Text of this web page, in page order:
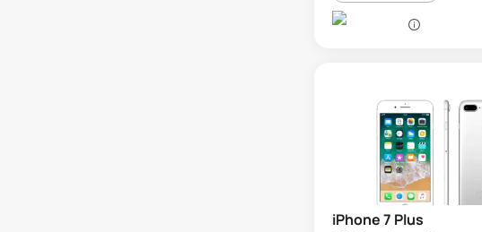
iPhone 7 Plus